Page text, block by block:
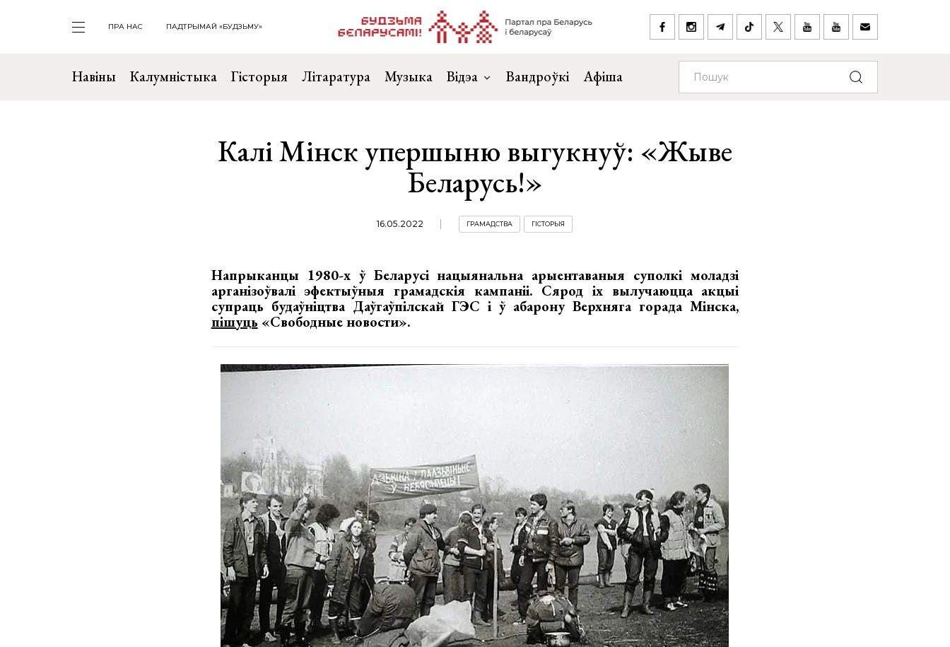
ПРА НАС ПАДТРЫМАЙ «БУДЗЬМУ»
Навіны Калумністыка Гісторыя Літаратура Музыка Відэа Вандроўкі Афіша
Калі Мінск упершыню выгукнуў: «Жыве
Беларусь!»
16.05.2022 ГРАМАДСТВА ГІСТОРЫЯ
Напрыканцы 1980-х ў Беларусі нацыянальна арыентаваныя суполкі моладзі
арганізоўвалі эфектыўныя грамадскія кампаніі. Сярод іх вылучаюцца акцыі
супраць будаўніцтва Даўгаўпілскай ГЭС і ў абарону Верхняга горада Мінска,
пішуць «Свободные новости».